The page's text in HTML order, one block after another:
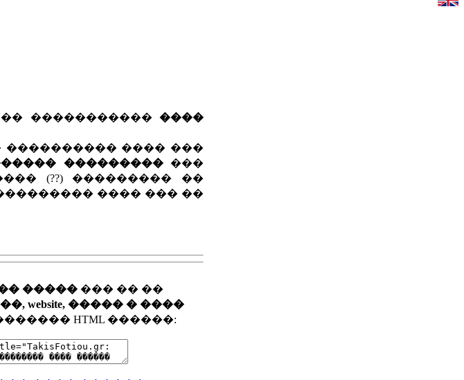
����������� ����
���������� ���� ���
������������
(??) ��������� ��
���� ��� ��
����� ��� �� ��
website, ����� � ����
HTML ������: